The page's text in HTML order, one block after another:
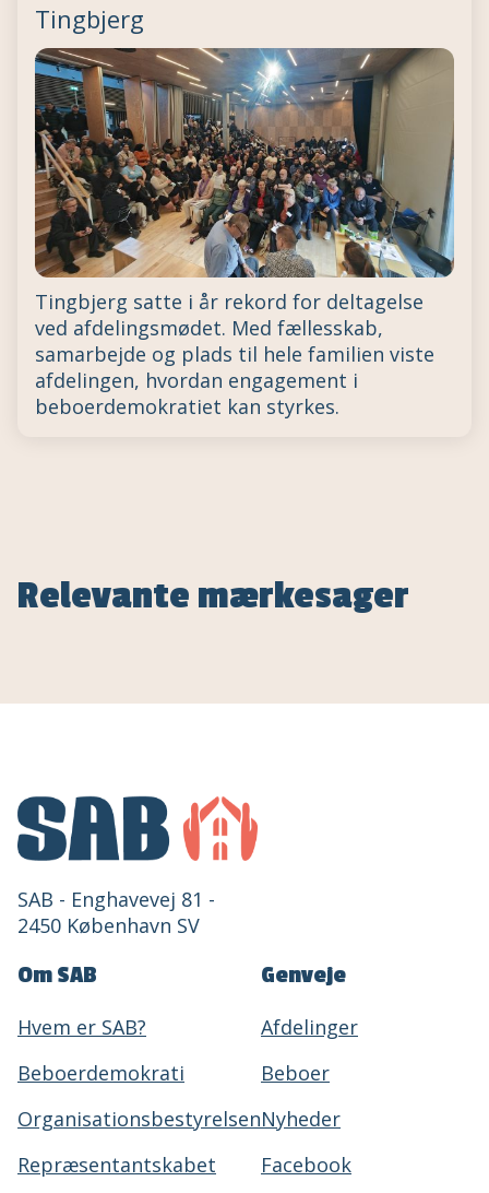
Tingbjerg
Tingbjerg satte i år rekord for deltagelse
ved afdelingsmødet. Med fællesskab,
samarbejde og plads til hele familien viste
afdelingen, hvordan engagement i
beboerdemokratiet kan styrkes.
Relevante mærkesager
SAB - Enghavevej 81 -
2450 København SV
Om SAB
Hvem er SAB?
Beboerdemokrati
Organisationsbestyrelsen
Repræsentantskabet
Genveje
Afdelinger
Beboer
Nyheder
Facebook